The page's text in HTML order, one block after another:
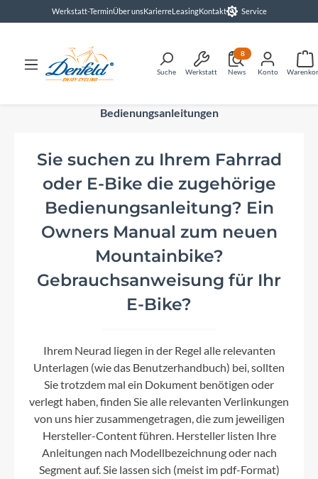
springenWerkstatt-TerminÜber unsKarierreLeasingKontakt Service
Suche Werkstatt News
8
Konto
Bedienungsanleitungen
Sie suchen zu Ihrem Fahrrad
oder E-Bike die zugehörige
Bedienungsanleitung? Ein
Owners Manual zum neuen
Mountainbike?
Gebrauchsanweisung für Ihr
E-Bike?
Ihrem Neurad liegen in der Regel alle relevanten
Unterlagen (wie das Benutzerhandbuch) bei, sollten
Sie trotzdem mal ein Dokument benötigen oder
verlegt haben, finden Sie alle relevanten Verlinkungen
von uns hier zusammengetragen, die zum jeweiligen
Hersteller-Content führen. Hersteller listen Ihre
Anleitungen nach Modellbezeichnung oder nach
Segment auf. Sie lassen sich (meist im pdf-Format)